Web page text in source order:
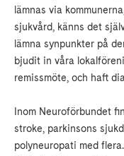
lämnas via
sjukvård, känns det
lämna synpunkter på
bjudit in våra
remissmöte, och haft
Inom Neuroförbundet
stroke, parkinsons
polyneuropati med